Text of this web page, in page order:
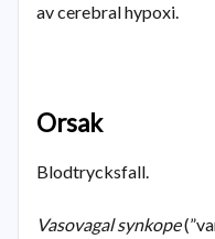
av cerebral hypoxi.
Orsak
Blodtrycksfall.
Vasovagal synkope